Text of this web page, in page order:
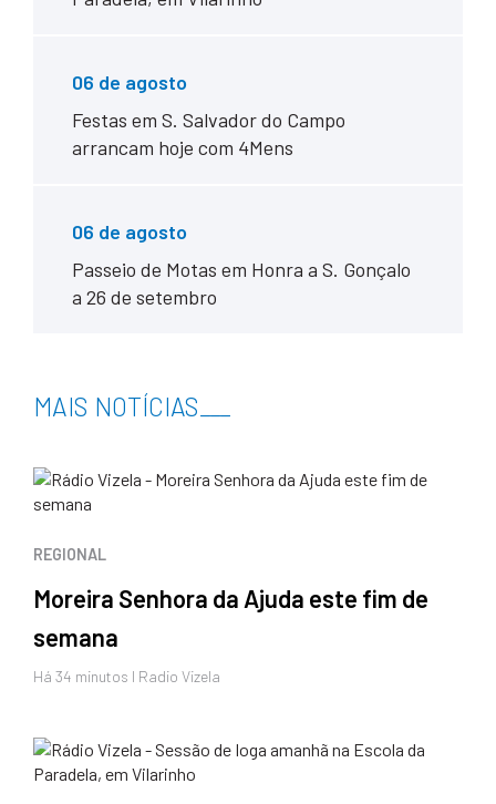
06 de agosto
Festas em S. Salvador do Campo
arrancam hoje com 4Mens
06 de agosto
Passeio de Motas em Honra a S. Gonçalo
a 26 de setembro
MAIS NOTÍCIAS
REGIONAL
Moreira Senhora da Ajuda este fim de
semana
Há 34 minutos I Radio Vizela